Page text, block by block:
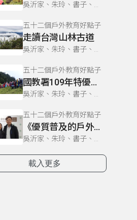
吳沂家、朱玲、書子、巫巴克、書勤
五十二個戶外教育好點子
走讀台灣山林古道
吳沂家、朱玲、書子、巫巴克、書勤
五十二個戶外教育好點子
國教署109年特優教案-新竹光武國中「空中的島嶼」
吳沂家、朱玲、書子、巫巴克、書勤
五十二個戶外教育好點子
《優質普及的戶外教育》
吳沂家、朱玲、書子、巫巴克、書勤
載入更多